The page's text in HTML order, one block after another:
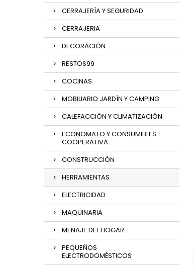
CERRAJERÍA Y SEGURIDAD
CERRAJERIA
DECORACIÓN
RESTOS99
COCINAS
MOBILIARIO JARDÍN Y CAMPING
CALEFACCIÓN Y CLIMATIZACIÓN
ECONOMATO Y CONSUMIBLES
COOPERATIVA
CONSTRUCCIÓN
HERRAMIENTAS
ELECTRICIDAD
MAQUINARIA
MENAJE DEL HOGAR
PEQUEÑOS
ELECTRODOMÉSTICOS